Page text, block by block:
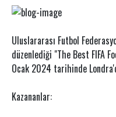
Uluslararası Futbol
düzenlediği "The Best FIFA
Ocak 2024 tarihinde
Kazananlar: